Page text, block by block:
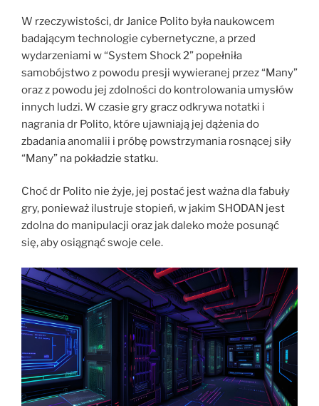
W rzeczywistości, dr Janice Polito była naukowcem
badającym technologie cybernetyczne, a przed
wydarzeniami w “System Shock 2” popełniła
samobójstwo z powodu presji wywieranej przez “Many”
oraz z powodu jej zdolności do kontrolowania umysłów
innych ludzi. W czasie gry gracz odkrywa notatki i
nagrania dr Polito, które ujawniają jej dążenia do
zbadania anomalii i próbę powstrzymania rosnącej siły
“Many” na pokładzie statku.
Choć dr Polito nie żyje, jej postać jest ważna dla fabuły
gry, ponieważ ilustruje stopień, w jakim SHODAN jest
zdolna do manipulacji oraz jak daleko może posunąć
się, aby osiągnąć swoje cele.